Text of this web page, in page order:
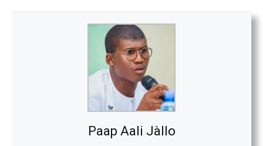
Paap Aali Jàllo